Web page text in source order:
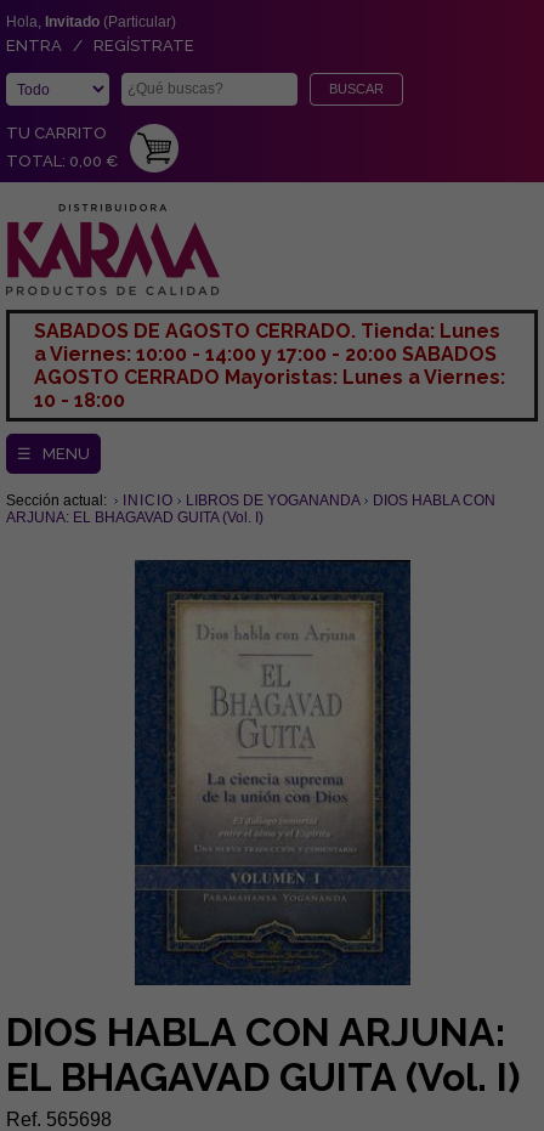
Hola, Invitado (Particular)
ENTRA / REGÍSTRATE
TU CARRITO
TOTAL: 0,00 €
SABADOS DE AGOSTO CERRADO. Tienda: Lunes
a Viernes: 10:00 - 14:00 y 17:00 - 20:00 SABADOS
AGOSTO CERRADO Mayoristas: Lunes a Viernes:
10 - 18:00
☰ MENU
Sección actual: INICIO LIBROS DE YOGANANDA
DIOS HABLA CON
ARJUNA: EL BHAGAVAD GUITA (Vol. I)
DIOS HABLA CON ARJUNA:
EL BHAGAVAD GUITA (Vol. I)
Ref. 565698